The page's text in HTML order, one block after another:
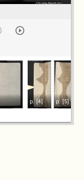
p. [4] p. [5]